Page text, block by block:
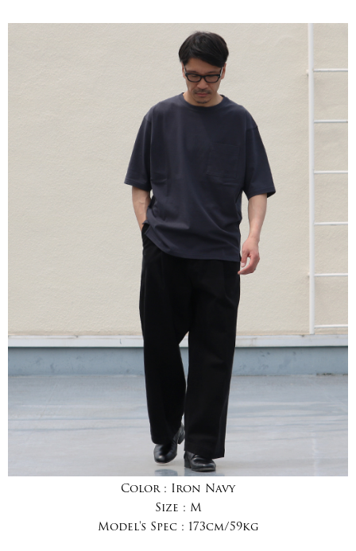
Color : Iron Navy
Size : M
Model's Spec : 173cm/59kg